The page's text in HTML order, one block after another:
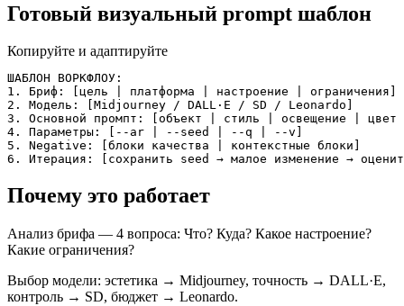
Готовый визуальный prompt шаблон
Копируйте и адаптируйте
ШАБЛОН ВОРКФЛОУ:
1. Бриф: [цель | платформа | настроение | ограничения]
2. Модель: [Midjourney / DALL·E / SD / Leonardo]
3. Основной промпт: [объект | стиль | освещение | цвет
4. Параметры: [--ar | --seed | --q | --v]
5. Negative: [блоки качества | контекстные блоки]
6. Итерация: [сохранить seed → малое изменение →
Почему это работает
Анализ брифа — 4 вопроса: Что? Куда? Какое настроение?
Какие ограничения?
Выбор модели: эстетика → Midjourney, точность → DALL·E,
контроль → SD, бюджет → Leonardo.